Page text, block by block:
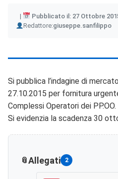
Pubblicato il: 27 Ottobre
Redattore:
Author giuseppe.sanfilippo
Si pubblica l’indagine di
27.10.2015 per fornitura
Complessi Operatori dei
Si evidenzia la scadenza 30
Allegati 2